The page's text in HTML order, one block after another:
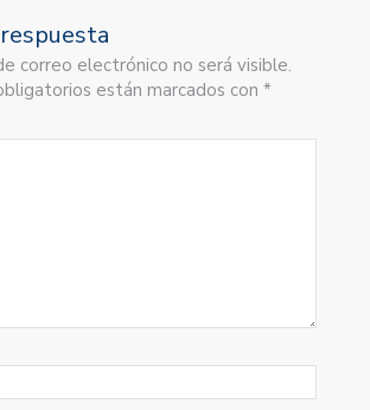
correo electrónico no será visible.
están marcados con *